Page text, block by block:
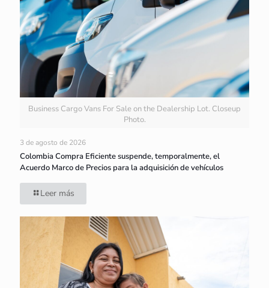
Business Cargo Vans For Sale on the Dealership Lot. Closeup
Photo.
3 de agosto de 2026
Colombia Compra Eficiente suspende, temporalmente, el
Acuerdo Marco de Precios para la adquisición de vehículos
Leer más